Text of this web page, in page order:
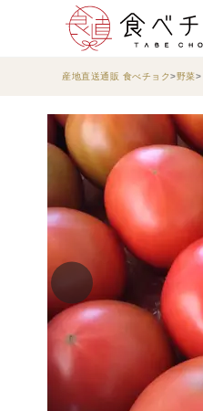
産地直送通販 食べチョク 野菜